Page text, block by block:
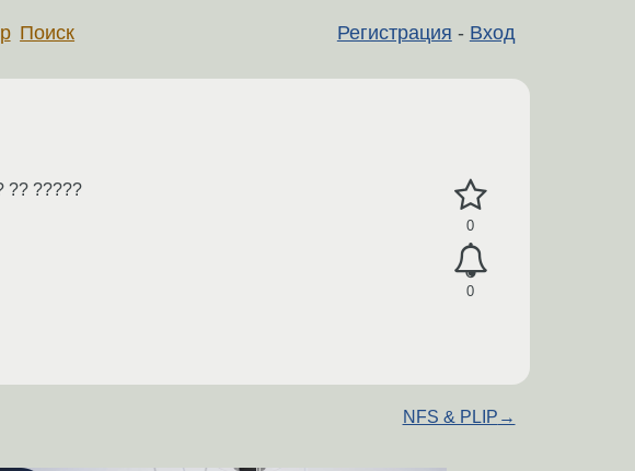
Регистрация - Вход
Поиск
0
0
?? ?????
NFS & PLIP →